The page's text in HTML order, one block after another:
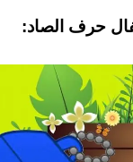
حرف الصاد: